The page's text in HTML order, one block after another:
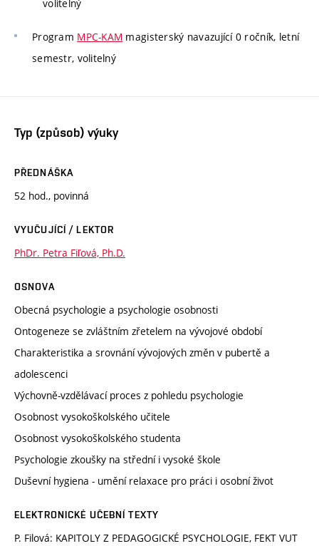
volitelný
Program MPC-KAM magisterský navazující 0 ročník, letní
semestr, volitelný
Typ (způsob) výuky
PŘEDNÁŠKA
52 hod., povinná
VYUČUJÍCÍ / LEKTOR
PhDr. Petra Fiľová, Ph.D.
OSNOVA
Obecná psychologie a psychologie osobnosti
Ontogeneze se zvláštním zřetelem na vývojové období
Charakteristika a srovnání vývojových změn v pubertě a
adolescenci
Výchovně-vzdělávací proces z pohledu psychologie
Osobnost vysokoškolského učitele
Osobnost vysokoškolského studenta
Psychologie zkoušky na střední i vysoké škole
Duševní hygiena - umění relaxace pro práci i osobní život
ELEKTRONICKÉ UČEBNÍ TEXTY
P. Filová: KAPITOLY Z PEDAGOGICKÉ PSYCHOLOGIE, FEKT VUT